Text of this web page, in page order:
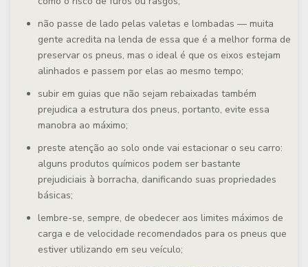
não passe de lado pelas valetas e lombadas — muita
gente acredita na lenda de essa que é a melhor forma de
preservar os pneus, mas o ideal é que os eixos estejam
alinhados e passem por elas ao mesmo tempo;
subir em guias que não sejam rebaixadas também
prejudica a estrutura dos pneus, portanto, evite essa
manobra ao máximo;
preste atenção ao solo onde vai estacionar o seu carro:
alguns produtos químicos podem ser bastante
prejudiciais à borracha, danificando suas propriedades
básicas;
lembre-se, sempre, de obedecer aos limites máximos de
carga e de velocidade recomendados para os pneus que
estiver utilizando em seu veículo;